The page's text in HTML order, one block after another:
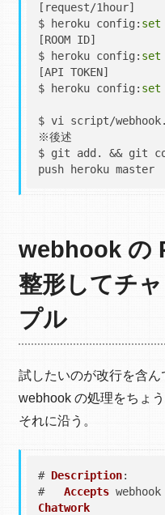
[request/1hour]
$ heroku config: set
[ROOM ID]
$ heroku config: set
[API TOKEN]
$ heroku config: set
$ vi script/
※後述
$ git add. && git
push heroku master
webhook の
整形してチ
プル
試したいのが改行を含ん
webhook の処理をちょ
それに沿う。
# Description:
# Accepts webhook
Chatwork